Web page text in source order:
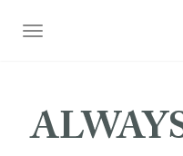
TOGGLE NAVIGATION